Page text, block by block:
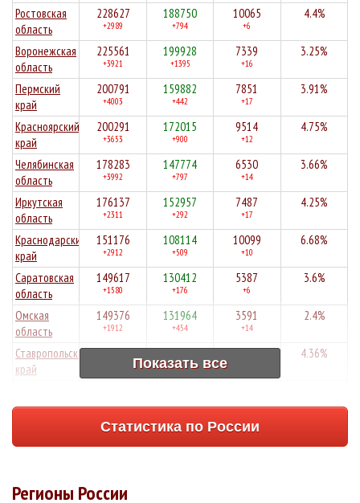
Ростовская
область
228627
+2989
188750
+794
10065
+6
4.4%
Воронежская
область
225561
+3921
199928
+1395
7339
+16
3.25%
Пермский
край
200791
+4003
159882
+442
7851
+17
3.91%
Красноярский
край
200291
+3653
172015
+900
9514
+12
4.75%
Челябинская
область
178283
+3992
147774
+797
6530
+14
3.66%
Иркутская
область
176137
+2311
152957
+292
7487
+17
4.25%
Краснодарский
край
151176
+2912
108114
+509
10099
+10
6.68%
Саратовская
область
149617
+1580
130412
+176
5387
+6
3.6%
Омская
область
149376
+1912
131964
+454
3591
+14
2.4%
Ставропольский
край
149133 128502
+888
6507 4.36%
область
область
146180 126042 6034
Показать все
Статистика по России
Регионы России